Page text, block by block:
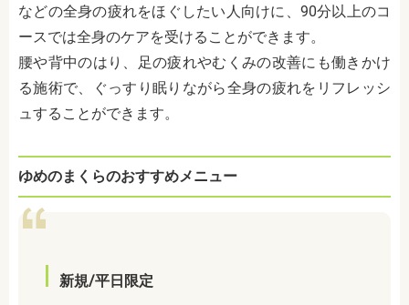
などの全身の疲れをほぐしたい人向けに、90分以上のコ
ースでは全身のケアを受けることができます。
腰や背中のはり、足の疲れやむくみの改善にも働きかけ
る施術で、ぐっすり眠りながら全身の疲れをリフレッシ
ュすることができます。
ゆめのまくらのおすすめメニュー
新規/平日限定